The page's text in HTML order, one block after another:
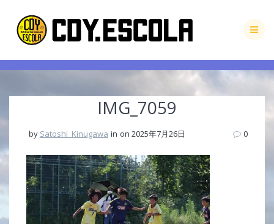
to
content
IMG_7059
by Satoshi_Kinugawa in on 2025年7月26日 0